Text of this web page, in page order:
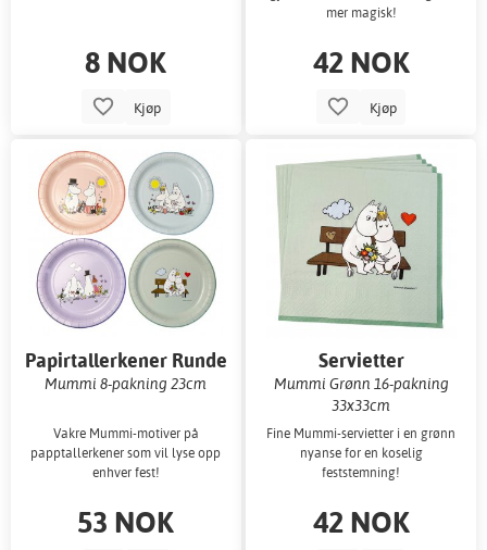
8 NOK
Kjøp
mer magisk!
42 NOK
Kjøp
Papirtallerkener Runde
Mummi 8-pakning 23cm
Vakre Mummi-motiver på
papptallerkener som vil lyse opp
enhver fest!
53 NOK
Servietter
Mummi Grønn 16-pakning
33x33cm
Fine Mummi-servietter i en grønn
nyanse for en koselig
feststemning!
42 NOK